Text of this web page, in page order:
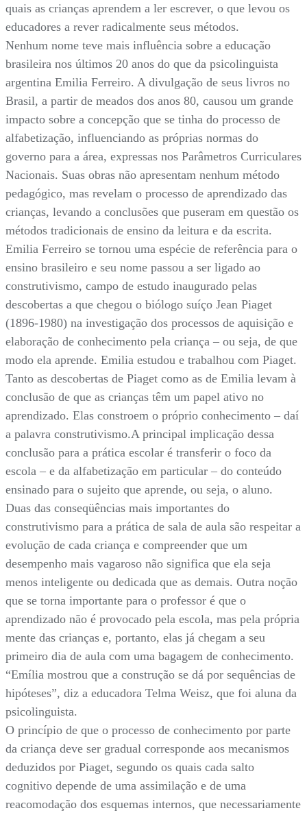
quais as crianças aprendem a ler escrever, o que levou os
educadores a rever radicalmente seus métodos.
Nenhum nome teve mais influência sobre a educação
brasileira nos últimos 20 anos do que da psicolinguista
argentina Emilia Ferreiro. A divulgação de seus livros no
Brasil, a partir de meados dos anos 80, causou um grande
impacto sobre a concepção que se tinha do processo de
alfabetização, influenciando as próprias normas do
governo para a área, expressas nos Parâmetros Curriculares
Nacionais. Suas obras não apresentam nenhum método
pedagógico, mas revelam o processo de aprendizado das
crianças, levando a conclusões que puseram em questão os
métodos tradicionais de ensino da leitura e da escrita.
Emilia Ferreiro se tornou uma espécie de referência para o
ensino brasileiro e seu nome passou a ser ligado ao
construtivismo, campo de estudo inaugurado pelas
descobertas a que chegou o biólogo suíço Jean Piaget
(1896-1980) na investigação dos processos de aquisição e
elaboração de conhecimento pela criança – ou seja, de que
modo ela aprende. Emilia estudou e trabalhou com Piaget.
Tanto as descobertas de Piaget como as de Emilia levam à
conclusão de que as crianças têm um papel ativo no
aprendizado. Elas constroem o próprio conhecimento – daí
a palavra construtivismo.A principal implicação dessa
conclusão para a prática escolar é transferir o foco da
escola – e da alfabetização em particular – do conteúdo
ensinado para o sujeito que aprende, ou seja, o aluno.
Duas das conseqüências mais importantes do
construtivismo para a prática de sala de aula são respeitar a
evolução de cada criança e compreender que um
desempenho mais vagaroso não significa que ela seja
menos inteligente ou dedicada que as demais. Outra noção
que se torna importante para o professor é que o
aprendizado não é provocado pela escola, mas pela própria
mente das crianças e, portanto, elas já chegam a seu
primeiro dia de aula com uma bagagem de conhecimento.
“Emília mostrou que a construção se dá por sequências de
hipóteses”, diz a educadora Telma Weisz, que foi aluna da
psicolinguista.
O princípio de que o processo de conhecimento por parte
da criança deve ser gradual corresponde aos mecanismos
deduzidos por Piaget, segundo os quais cada salto
cognitivo depende de uma assimilação e de uma
reacomodação dos esquemas internos, que necessariamente